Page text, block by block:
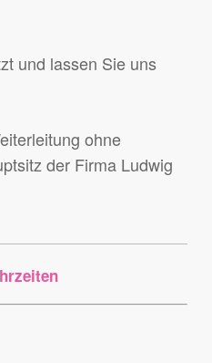
und lassen Sie uns
ohne
der Firma Ludwig